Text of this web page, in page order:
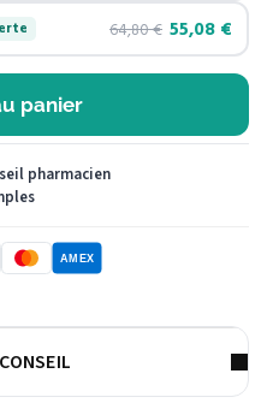
64,80€ 55,08 €
panier
pharmacien
AMEX